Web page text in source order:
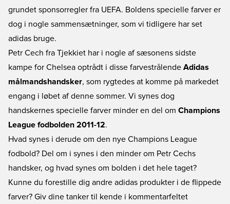
grundet sponsorregler fra UEFA. Boldens specielle farver er
dog i nogle sammensætninger, som vi tidligere har set
adidas bruge.
Petr Cech fra Tjekkiet har i nogle af sæsonens sidste
kampe for Chelsea optrådt i disse farvestrålende Adidas
målmandshandsker, som rygtedes at komme på markedet
engang i løbet af denne sommer. Vi synes dog
handskernes specielle farver minder en del om Champions
League fodbolden 2011-12.
Hvad synes i derude om den nye Champions League
fodbold? Del om i synes i den minder om Petr Cechs
handsker, og hvad synes om bolden i det hele taget?
Kunne du forestille dig andre adidas produkter i de flippede
farver? Giv dine tanker til kende i kommentarfeltet